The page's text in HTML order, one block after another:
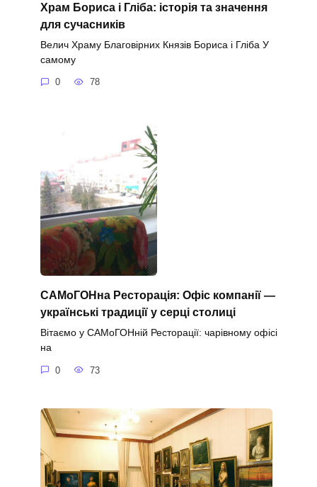
Храм Бориса і Гліба: історія та значення
для сучасників
Велич Храму Благовірних Князів Бориса і Гліба У
самому
0 78
САМоГОНна Ресторація: Офіс компанії —
українські традиції у серці столиці
Вітаємо у САМоГОНній Ресторації: чарівному офісі
на
0 73